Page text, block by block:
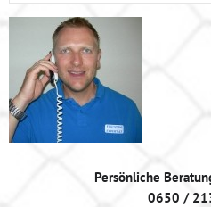
Persönliche
0650 /